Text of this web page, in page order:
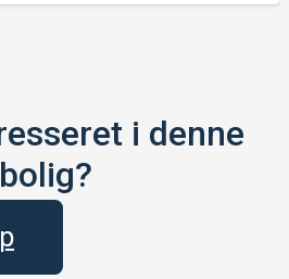
i denne
bolig?